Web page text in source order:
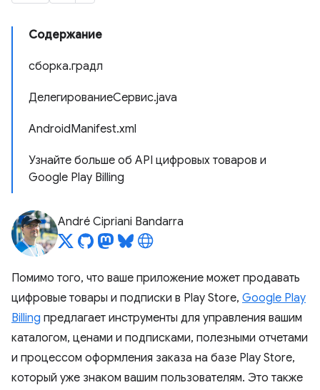
Содержание
сборка.градл
ДелегированиеСервис.java
AndroidManifest.xml
Узнайте больше об API цифровых товаров и
Google Play Billing
André Cipriani Bandarra
Помимо того, что ваше приложение может продавать
цифровые товары и подписки в Play Store, Google Play
Billing предлагает инструменты для управления вашим
каталогом, ценами и подписками, полезными отчетами
и процессом оформления заказа на базе Play Store,
который уже знаком вашим пользователям. Это также